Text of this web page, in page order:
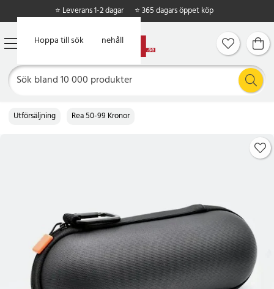
Hoppa till huvudinnehåll
Hoppa till sök
⭐ Leverans 1-2 dagar ⭐ 365 dagars öppet köp
Utförsäljning Rea 50-99 Kronor